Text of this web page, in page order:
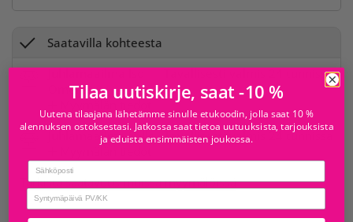
Saatavilla kohteesta
Omena
Tavallisesti valmis 24 tunnissa
Juhlamaailma Sello Tavallisesti valmis 24 tunnissa
Tarkista saatavuus muissa myymälöissä
Tilaa uutiskirje, saat -10 %
Uutena tilaajana lähetämme sinulle etukoodin, jolla saat 10 %
alennuksen ostoksestasi. Jatkossa saat tietoa uutuuksista, tarjouksista
ja eduista ensimmäisten joukossa.
Email
birthday